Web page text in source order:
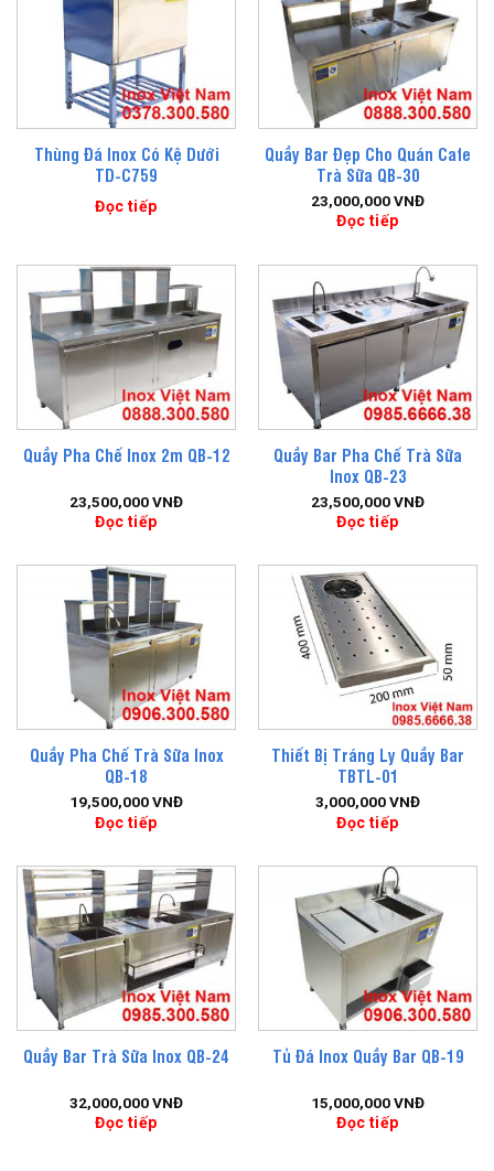
Thùng Đá Inox Có Kệ Dưới
TD-C759
Đọc tiếp
Quầy Bar Đẹp Cho Quán Cafe
Trà Sữa QB-30
23,000,000VNĐ
Đọc tiếp
Quầy Pha Chế Inox 2m QB-12
23,500,000VNĐ
Đọc tiếp
Quầy Bar Pha Chế Trà Sữa
Inox QB-23
23,500,000VNĐ
Đọc tiếp
Quầy Pha Chế Trà Sữa Inox
QB-18
19,500,000VNĐ
Đọc tiếp
Thiết Bị Tráng Ly Quầy Bar
TBTL-01
3,000,000VNĐ
Đọc tiếp
Quầy Bar Trà Sữa Inox QB-24
32,000,000VNĐ
Đọc tiếp
Tủ Đá Inox Quầy Bar QB-19
15,000,000VNĐ
Đọc tiếp